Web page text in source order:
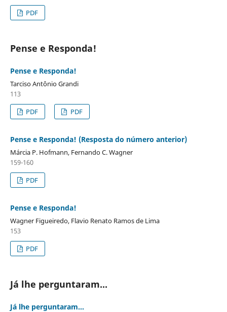
PDF
Pense e Responda!
Pense e Responda!
Tarciso Antônio Grandi
113
PDF
PDF
Pense e Responda! (Resposta do número anterior)
Márcia P. Hofmann, Fernando C. Wagner
159-160
PDF
Pense e Responda!
Wagner Figueiredo, Flavio Renato Ramos de Lima
153
PDF
Já lhe perguntaram...
Já lhe perguntaram...